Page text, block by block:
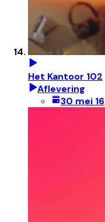
Het Kantoor 102
Aflevering
30 mei 16